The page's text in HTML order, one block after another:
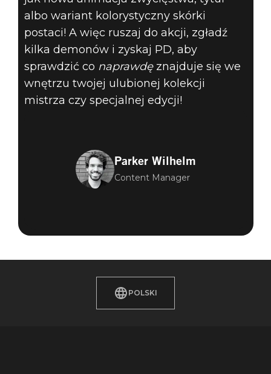
albo wariant kolorystyczny skórki
postaci! A więc ruszaj do akcji, zgładź
kilka demonów i zyskaj PD, aby
sprawdzić co naprawdęznajduje się we
wnętrzu twojej ulubionej kolekcji
mistrza czy specjalnej edycji!
Parker Wilhelm
Content Manager
POLSKI